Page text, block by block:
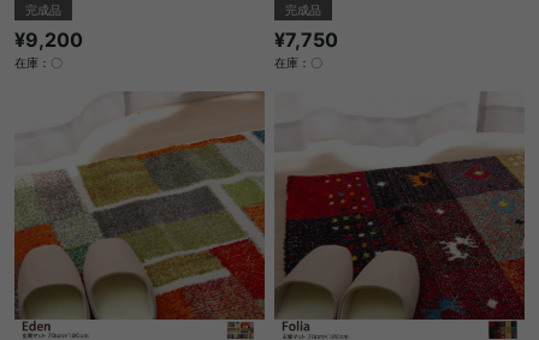
完成品
¥9,200
在庫：〇
完成品
¥7,750
在庫：〇